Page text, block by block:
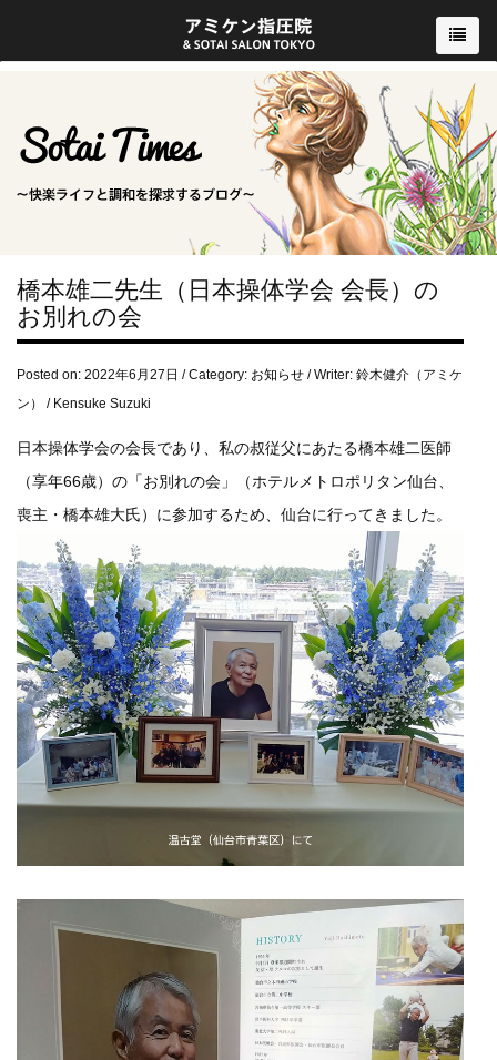
橋本雄二先生（日本操体学会 会長）の
お別れの会
Posted on: 2022年6月27日 / Category: お知らせ / Writer: 鈴木健介（アミケ
ン） / Kensuke Suzuki
日本操体学会の会長であり、私の叔従父にあたる橋本雄二医師
（享年66歳）の「お別れの会」（ホテルメトロポリタン仙台、
喪主・橋本雄大氏）に参加するため、仙台に行ってきました。